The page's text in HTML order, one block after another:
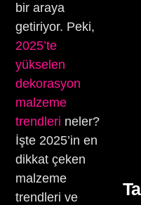
bir araya
getiriyor. Peki,
2025’te
yükselen
dekorasyon
malzeme
trendleri neler?
İşte 2025’in en
dikkat çeken
malzeme
trendleri ve